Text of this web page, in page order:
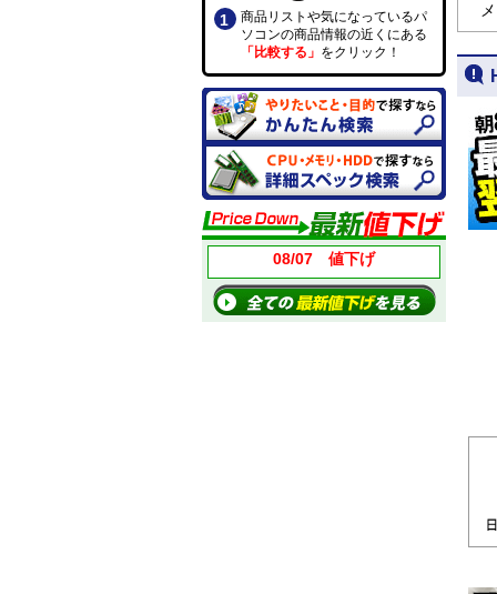
商品リストや気になっているパ
ソコンの商品情報の近くにある
「比較する」 をクリック！
08/07 値下げ